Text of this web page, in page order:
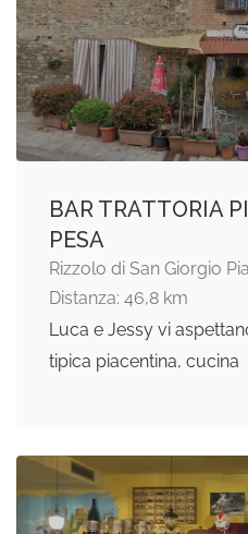
BAR TRATTORIA
PESA
Rizzolo di San Giorgio
Distanza: 46,8 km
Luca e Jessy vi
tipica piacentina, cucina